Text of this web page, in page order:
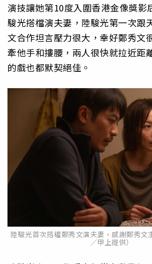
演技讓她第10度入圍香港金像獎影
駿光搭檔演夫妻，陸駿光第一次跟
文合作坦言壓力很大，幸好鄭秀文
牽他手和摟腰，兩人很快就拉近距
的戲也都默契絕佳。
陸駿光首次搭檔鄭秀文演夫妻，感謝鄭秀文
／甲上提供）